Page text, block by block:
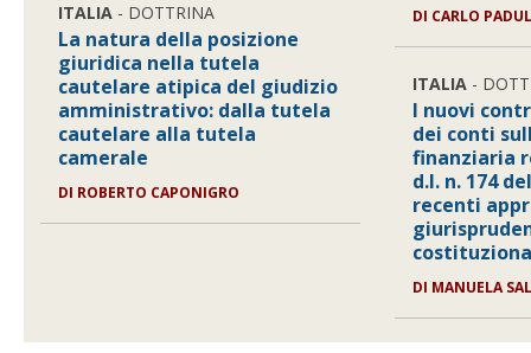
ITALIA - DOTTRINA
La natura della posizione
giuridica nella tutela
cautelare atipica del giudizio
amministrativo: dalla tutela
cautelare alla tutela
camerale
DI ROBERTO CAPONIGRO
DI CARLO
ITALIA -
I nuovi
dei conti
finanziaria
d.l. n. 174
recenti
DI MANUELA